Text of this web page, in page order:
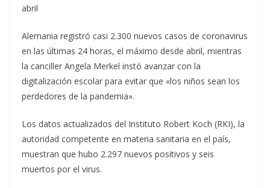
abril
Alemania registró casi 2.300 nuevos casos de coronavirus
en las últimas 24 horas, el máximo desde abril, mientras
la canciller Angela Merkel instó avanzar con la
digitalización escolar para evitar que «los niños sean los
perdedores de la pandemia».
Los datos actualizados del Instituto Robert Koch (RKI), la
autoridad competente en materia sanitaria en el país,
muestran que hubo 2.297 nuevos positivos y seis
muertos por el virus.